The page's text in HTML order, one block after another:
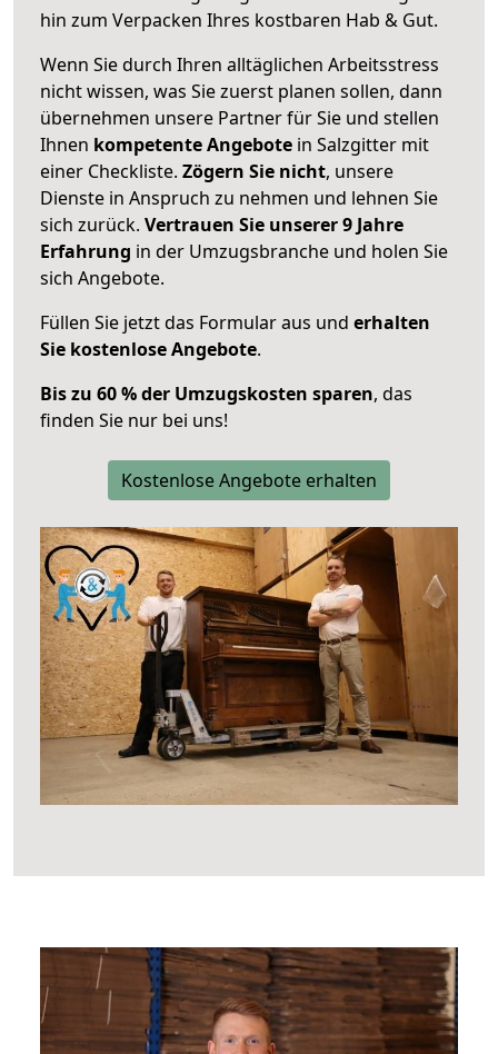
hin zum Verpacken Ihres kostbaren Hab & Gut.
Wenn Sie durch Ihren alltäglichen Arbeitsstress
nicht wissen, was Sie zuerst planen sollen, dann
übernehmen unsere Partner für Sie und stellen
Ihnen kompetente Angebote in Salzgitter mit
einer Checkliste. Zögern Sie nicht, unsere
Dienste in Anspruch zu nehmen und lehnen Sie
sich zurück. Vertrauen Sie unserer 9 Jahre
Erfahrung in der Umzugsbranche und holen Sie
sich Angebote.
Füllen Sie jetzt das Formular aus und erhalten
Sie kostenlose Angebote.
Bis zu 60 % der Umzugskosten sparen, das
finden Sie nur bei uns!
Kostenlose Angebote erhalten